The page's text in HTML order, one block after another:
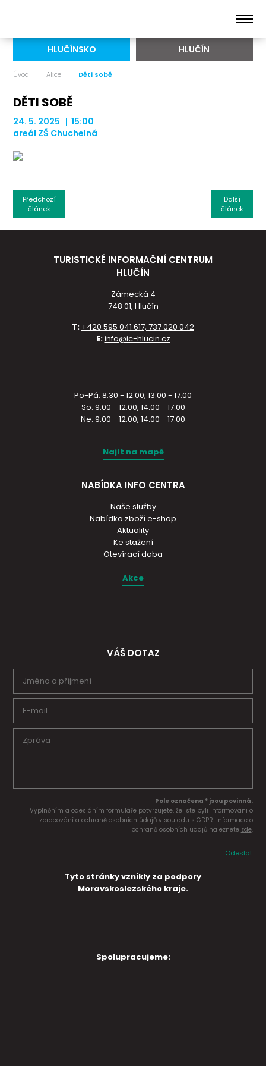
HLUČÍNSKO HLUČÍN
Úvod Akce Děti sobě
DĚTI SOBĚ
24. 5. 2025 | 15:00
areál ZŠ Chuchelná
Další
článek
Předchozí
článek
TURISTICKÉ INFORMAČNÍ CENTRUM
HLUČÍN
Zámecká 4
748 01, Hlučín
T: +420 595 041 617, 737 020 042
E:info@ic-hlucin.cz
Po-Pá: 8:30 - 12:00, 13:00 - 17:00
So: 9:00 - 12:00, 14:00 - 17:00
Ne: 9:00 - 12:00, 14:00 - 17:00
Najít na mapě
NABÍDKA INFO CENTRA
Naše služby
Nabídka zboží e-shop
Aktuality
Ke stažení
Otevírací doba
Akce
VÁŠ DOTAZ
Pole označena * jsou povinná.
Vyplněním a odesláním formuláře potvrzujete, že jste byli informováni o
zpracování a ochraně osobních údajů v souladu s GDPR. Informace o
ochraně osobních údajů naleznete zde.
Odeslat
Tyto stránky vznikly za podpory
Moravskoslezského kraje.
Spolupracujeme: